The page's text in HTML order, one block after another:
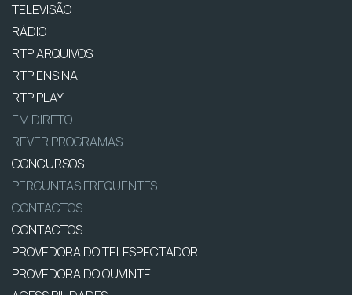
TELEVISÃO
RÁDIO
RTP ARQUIVOS
RTP ENSINA
RTP PLAY
EM DIRETO
REVER PROGRAMAS
CONCURSOS
PERGUNTAS FREQUENTES
CONTACTOS
CONTACTOS
PROVEDORA DO TELESPECTADOR
PROVEDORA DO OUVINTE